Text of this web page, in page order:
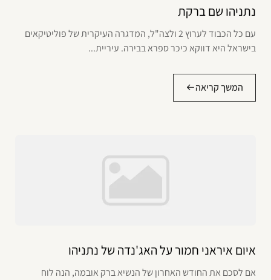
נתניהו שם ברקת
עם כל הכבוד לערוץ 2 ולצה"ל, המדגרה העיקרית של פוליטיקאים
בישראל היא דווקא כיכר ספרא בבירה. עיריית...
המשך קריאה
איום איראני חמור על האג'נדה של נתניהו
אם לסכם את החודש האחרון של הנשיא ברק אובמה, הנה לוח